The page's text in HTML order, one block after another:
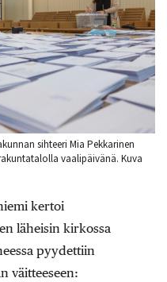
sihteeri Mia Pekkarinen
vaalipäivänä. Kuva
kertoi
läheisin kirkossa
pyydettiin
väitteeseen: